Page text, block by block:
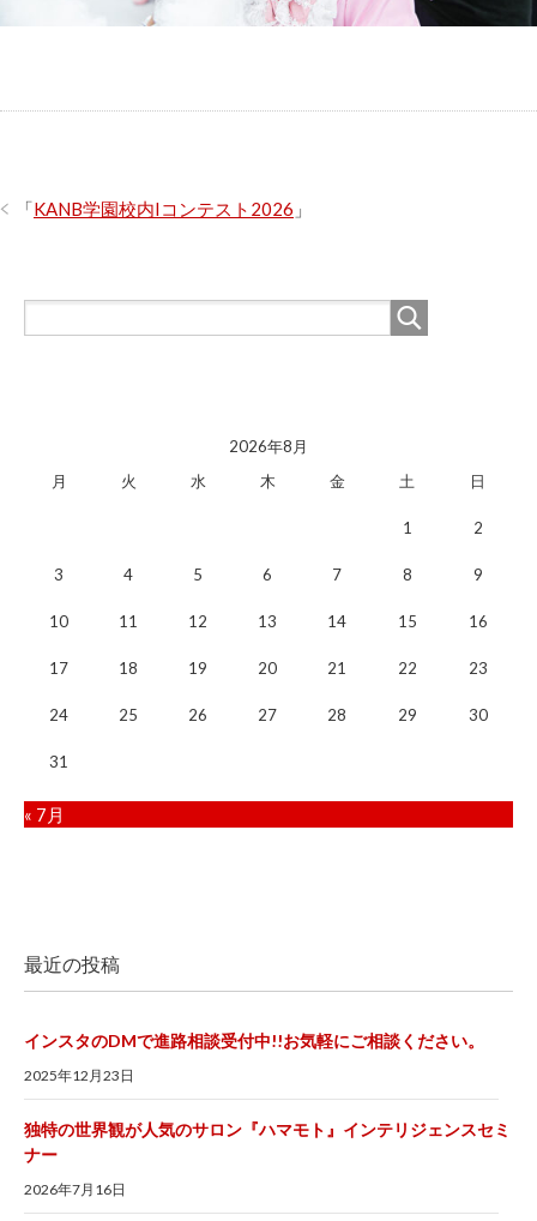
「KANB学園校内Iコンテスト2026 」
2026年8月
月
火 水 木 金 土 日
1 2
3 4 5 6 7 8 9
10 11 12 13 14 15 16
17 18 19 20 21 22 23
24 25 26 27 28 29 30
31
« 7月
最近の投稿
インスタのDMで進路相談受付中!!お気軽にご相談ください。
2025年12月23日
独特の世界観が人気のサロン『ハマモト』インテリジェンスセミ
ナー
2026年7月16日